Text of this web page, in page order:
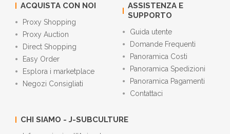
ACQUISTA CON NOI
Proxy Shopping
Proxy Auction
Direct Shopping
Easy Order
Esplora i marketplace
Negozi Consigliati
ASSISTENZA E
SUPPORTO
Guida utente
Domande Frequenti
Panoramica Costi
Panoramica Spedizioni
Panoramica Pagamenti
Contattaci
CHI SIAMO - J-SUBCULTURE